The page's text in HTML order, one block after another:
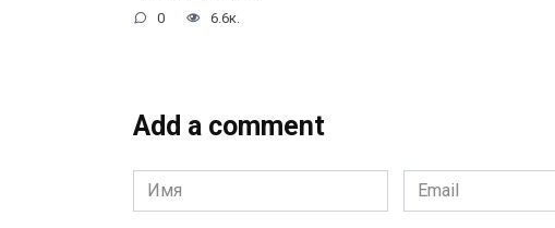
0 6.6к.
Add a comment
Имя
*
Email
*